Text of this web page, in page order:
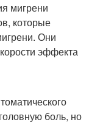
мигрени
которые
Они
эффекта
боль, но